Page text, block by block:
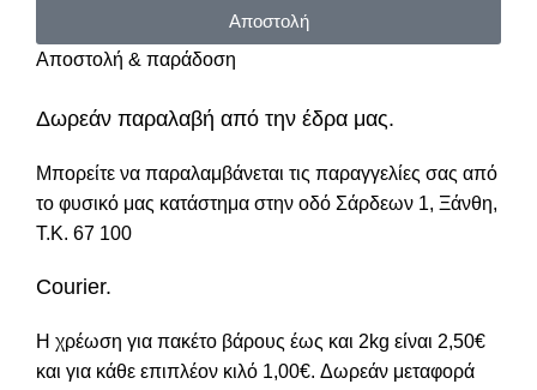
Αποστολή
Αποστολή & παράδοση
Δωρεάν παραλαβή από την έδρα μας.
Μπορείτε να παραλαμβάνεται τις παραγγελίες σας από
το φυσικό μας κατάστημα στην οδό Σάρδεων 1, Ξάνθη,
Τ.Κ. 67 100
Courier.
Η χρέωση για πακέτο βάρους έως και 2kg είναι 2,50€
και για κάθε επιπλέον κιλό 1,00€. Δωρεάν μεταφορά